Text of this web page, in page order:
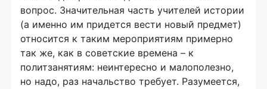
вопрос. Значительная часть учителей истории
(а именно им придется вести новый предмет)
относится к таким мероприятиям примерно
так же, как в советские времена – к
политзанятиям: неинтересно и малополезно,
но надо, раз начальство требует. Разумеется,